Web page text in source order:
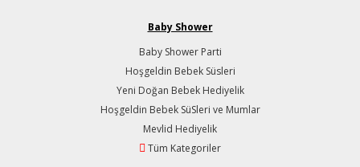
Baby Shower
Baby Shower Parti
Hoşgeldin Bebek Süsleri
Yeni Doğan Bebek Hediyelik
Hoşgeldin Bebek SüSleri ve Mumlar
Mevlid Hediyelik
Tüm Kategoriler